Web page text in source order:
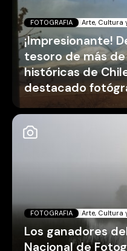
FOTOGRAFIA Arte, Cultura
¡Impresionante!
tesoro de más de
históricas de
destacado
FOTOGRAFIA Arte, Cultura
Los ganadores
Nacional de